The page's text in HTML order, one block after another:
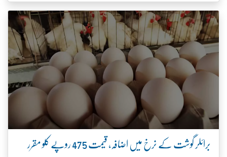
برائلر گوشت کے نرخ میں اضافہ، قیمت 475 روپے کلو مقرر